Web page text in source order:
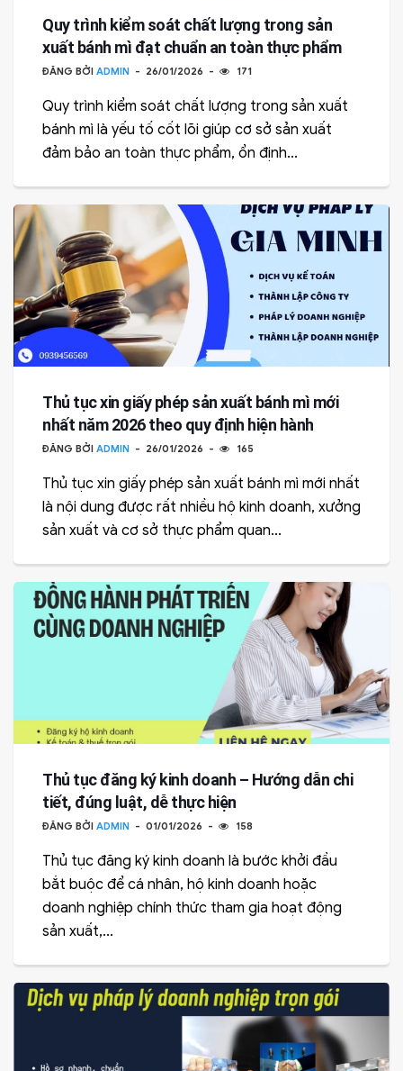
Quy trình kiểm soát chất lượng trong sản
xuất bánh mì đạt chuẩn an toàn thực phẩm
ĐĂNG BỞI ADMIN 26/01/2026 171
Quy trình kiểm soát chất lượng trong sản xuất
bánh mì là yếu tố cốt lõi giúp cơ sở sản xuất
đảm bảo an toàn thực phẩm, ổn định...
Thủ tục xin giấy phép sản xuất bánh mì mới
nhất năm 2026 theo quy định hiện hành
ĐĂNG BỞI ADMIN 26/01/2026 165
Thủ tục xin giấy phép sản xuất bánh mì mới nhất
là nội dung được rất nhiều hộ kinh doanh, xưởng
sản xuất và cơ sở thực phẩm quan...
Thủ tục đăng ký kinh doanh – Hướng dẫn chi
tiết, đúng luật, dễ thực hiện
ĐĂNG BỞI ADMIN 01/01/2026 158
Thủ tục đăng ký kinh doanh là bước khởi đầu
bắt buộc để cá nhân, hộ kinh doanh hoặc
doanh nghiệp chính thức tham gia hoạt động
sản xuất,...